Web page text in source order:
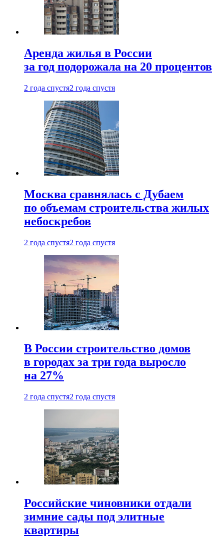
Аренда жилья в России
за год подорожала на 20 процентов
2 года спустя2 года спустя
Москва сравнялась с Дубаем
по объемам строительства жилых
небоскребов
2 года спустя2 года спустя
В России строительство домов
в городах за три года выросло
на 27%
2 года спустя2 года спустя
Российские чиновники отдали
зимние сады под элитные
квартиры